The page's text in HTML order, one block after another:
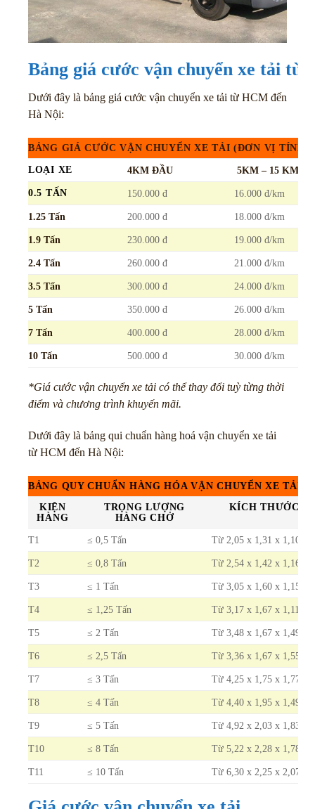
Bảng giá cước vận chuyển xe tải từ
Dưới đây là bảng giá cước vận chuyển xe tải từ HCM đến
Hà Nội:
BẢNG GIÁ CƯỚC VẬN CHUYỂN XE TẢI (ĐƠN VỊ TÍNH
LOẠI XE
4KM ĐẦU
5KM – 15 KM
0.5 TẤN
150.000 đ 16.000 đ/km
1.25 Tấn 200.000 đ 18.000 đ/km
1.9 Tấn 230.000 đ 19.000 đ/km
2.4 Tấn 260.000 đ 21.000 đ/km
3.5 Tấn 300.000 đ 24.000 đ/km
5 Tấn 350.000 đ 26.000 đ/km
7 Tấn 400.000 đ 28.000 đ/km
10 Tấn 500.000 đ 30.000 đ/km
*Giá cước vận chuyển xe tải có thể thay đổi tuỳ từng thời
điểm và chương trình khuyến mãi.
Dưới đây là bảng qui chuẩn hàng hoá vận chuyển xe tải
từ HCM đến Hà Nội:
BẢNG QUY CHUẨN HÀNG HÓA VẬN CHUYỂN XE TẢI
KIỆN
HÀNG
TRỌNG LƯỢNG
HÀNG CHỞ
KÍCH THƯỚC
T1
≤ 0,5 Tấn Từ 2,05 x 1,31 x 1,10
T2 ≤ 0,8 Tấn Từ 2,54 x 1,42 x 1,16
T3 ≤ 1 Tấn Từ 3,05 x 1,60 x 1,15
T4 ≤ 1,25 Tấn Từ 3,17 x 1,67 x 1,11
T5 ≤ 2 Tấn Từ 3,48 x 1,67 x 1,49
T6 ≤ 2,5 Tấn Từ 3,36 x 1,67 x 1,55
T7 ≤ 3 Tấn Từ 4,25 x 1,75 x 1,77
T8 ≤ 4 Tấn Từ 4,40 x 1,95 x 1,49
T9 ≤ 5 Tấn Từ 4,92 x 2,03 x 1,83
T10 ≤ 8 Tấn Từ 5,22 x 2,28 x 1,78
T11 ≤ 10 Tấn Từ 6,30 x 2,25 x 2,07